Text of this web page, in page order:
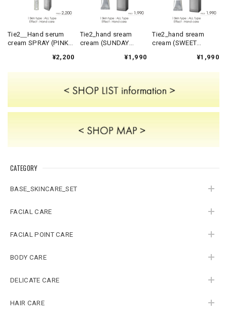
CATEGORY
BASE_SKINCARE_SET
FACIAL CARE
FACIAL POINT CARE
BODY CARE
DELICATE CARE
HAIR CARE
Tie2＿Hand serum
cream SPRAY (PINK
¥2,200
Tie2_hand sream
cream (SUNDAY
¥1,990
Tie2_hand sream
cream (SWEET
¥1,990